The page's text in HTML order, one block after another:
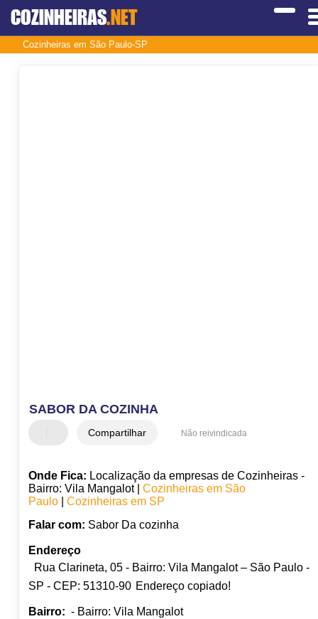
COZINHEIRAS.NET
Cozinheiras em São Paulo-SP
SABOR DA COZINHA
Compartilhar Não reivindicada
Onde Fica: Localização da empresas de Cozinheiras -
Bairro: Vila Mangalot | Cozinheiras em São
Paulo| Cozinheiras em SP
Falar com: Sabor Da cozinha
Endereço
Rua Clarineta, 05 - Bairro: Vila Mangalot – São Paulo -
SP - CEP: 51310-90 Endereço copiado!
Bairro: - Bairro: Vila Mangalot